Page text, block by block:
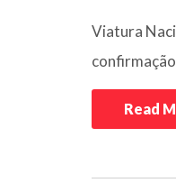
Viatura
confirmação
Read